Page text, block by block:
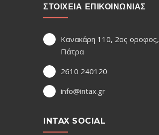
ΣΤΟΙΧΕΙΑ ΕΠΙΚΟΙΝΩΝΙΑΣ
Κανακάρη 110, 2ος οροφος,
Πάτρα
2610 240120
info@intax.gr
INTAX SOCIAL